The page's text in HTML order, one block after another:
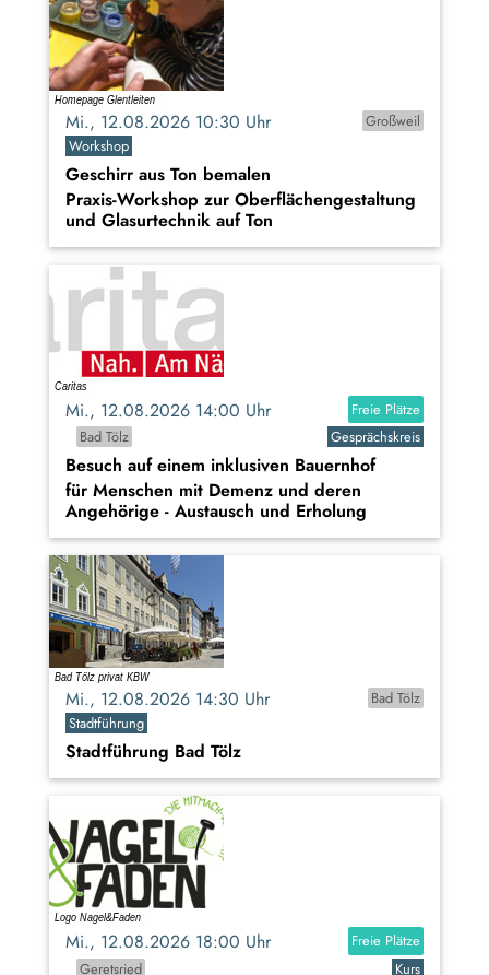
Mi., 12.08.2026 10:30 Uhr
Großweil
Workshop
Geschirr aus Ton bemalen
Praxis-Workshop zur Oberflächengestaltung
und Glasurtechnik auf Ton
Mi., 12.08.2026 14:00 Uhr
Freie Plätze
Bad Tölz
Gesprächskreis
Besuch auf einem inklusiven Bauernhof
für Menschen mit Demenz und deren
Angehörige - Austausch und Erholung
Mi., 12.08.2026 14:30 Uhr
Bad Tölz
Stadtführung
Stadtführung Bad Tölz
Mi., 12.08.2026 18:00 Uhr
Freie Plätze
Geretsried
Kurs